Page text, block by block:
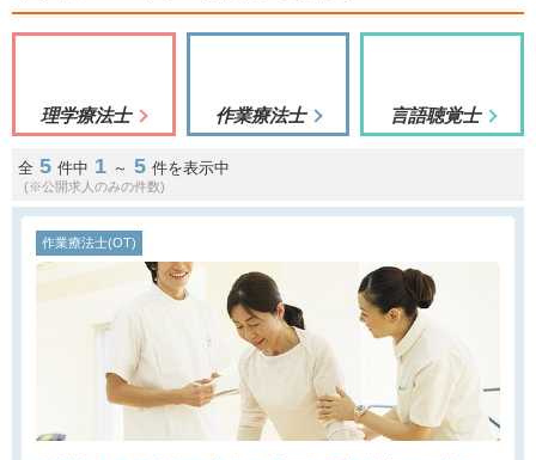
理学療法士 作業療法士 言語聴覚士
全 5 件中 1 ～ 5 件を表示中
(※公開求人のみの件数)
作業療法士(OT)